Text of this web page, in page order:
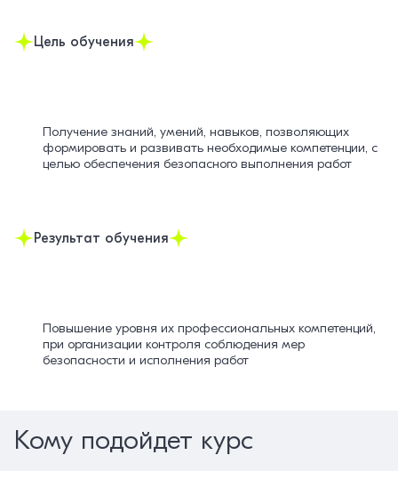
Цель обучения
Получение знаний, умений, навыков, позволяющих
формировать и развивать необходимые компетенции, с
целью обеспечения безопасного выполнения работ
Результат обучения
Повышение уровня их профессиональных компетенций,
при организации контроля соблюдения мер
безопасности и исполнения работ
Кому подойдет курс